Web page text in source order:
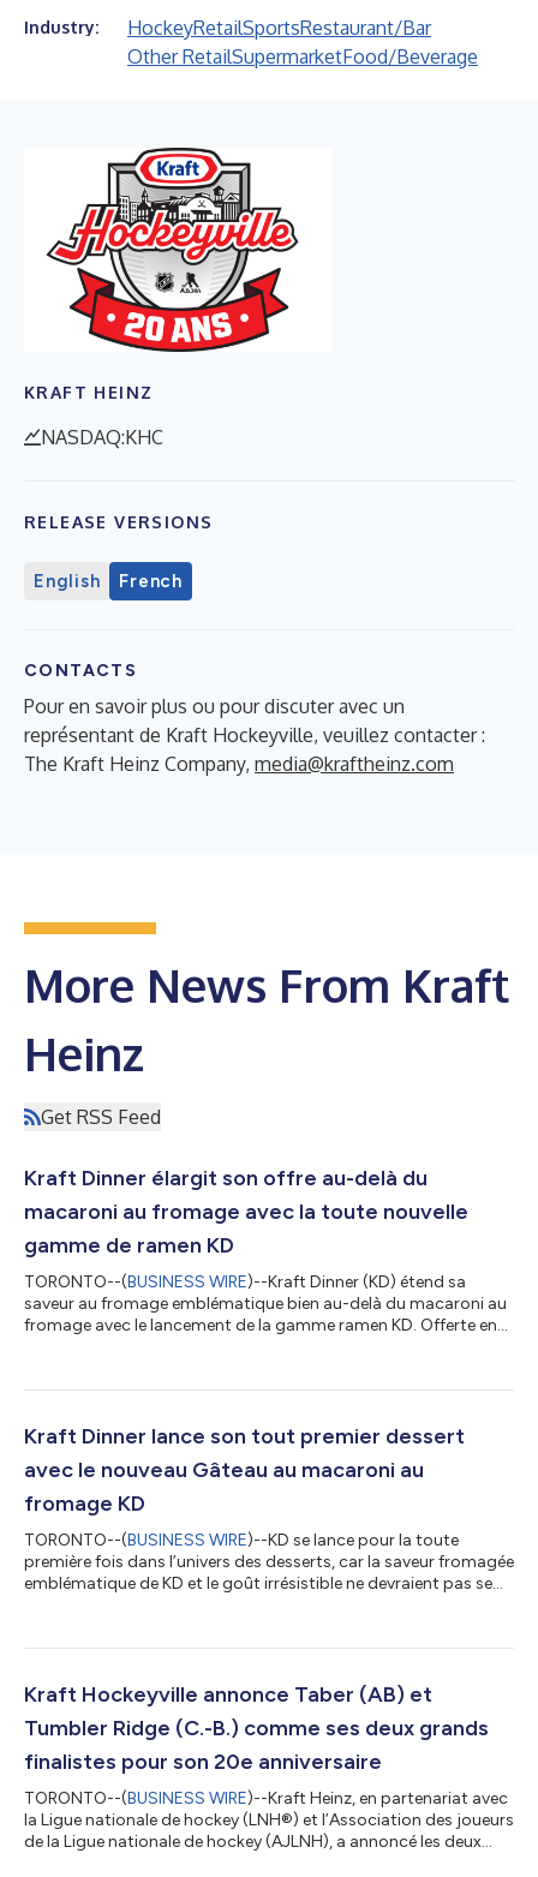
Industry: HockeyRetailSportsRestaurant/Bar
Other RetailSupermarketFood/Beverage
KRAFT HEINZ
NASDAQ:KHC
RELEASE VERSIONS
English French
CONTACTS
Pour en savoir plus ou pour discuter avec un
représentant de Kraft Hockeyville, veuillez contacter :
The Kraft Heinz Company, media@kraftheinz.com
More News From Kraft
Heinz
Get RSS Feed
Kraft Dinner élargit son offre au-delà du
macaroni au fromage avec la toute nouvelle
gamme de ramen KD
TORONTO--(BUSINESS WIRE)--Kraft Dinner (KD) étend sa
saveur au fromage emblématique bien au-delà du macaroni au
fromage avec le lancement de la gamme ramen KD. Offerte en
incomparable de KD dans le rayon des ramen sous un tout
incarnent la vision propre à la marque d’une expérience de
Kraft Dinner lance son tout premier dessert
avec le nouveau Gâteau au macaroni au
fromage KD
TORONTO--(BUSINESS WIRE)--KD se lance pour la toute
première fois dans l’univers des desserts, car la saveur fromagée
emblématique de KD et le goût irrésistible ne devraient pas se
transforme la fameuse saveur fromagée de KD, celle que les
délicieusement irrésistible. Dès aujourd’hui, le Gâteau au
macaroni au fromage KD est disponibl...
Kraft Hockeyville annonce Taber (AB) et
Tumbler Ridge (C.-B.) comme ses deux grands
finalistes pour son 20e anniversaire
TORONTO--(BUSINESS WIRE)--Kraft Heinz, en partenariat avec
la Ligue nationale de hockey (LNH®) et l’Association des joueurs
de la Ligue nationale de hockey (AJLNH), a annoncé les deux